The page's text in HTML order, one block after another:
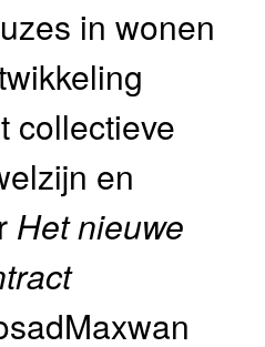
in wonen
collectieve
en
Het nieuwe